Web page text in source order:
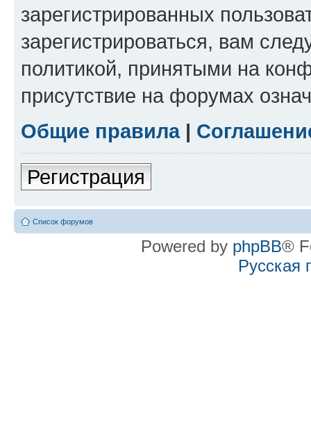
зарегистрированных
зарегистрироваться, вам
политикой, принятыми на
присутствие на форумах
Общие правила|
Регистрация
Список форумов
Powered by phpBB®
Русская